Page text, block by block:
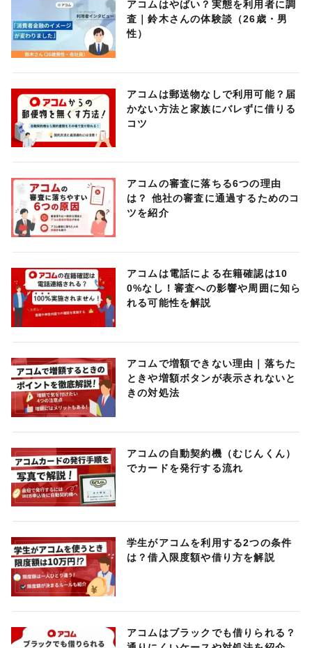
アコムはやばい？実態を利用者に調
査｜鈴木さんの体験談（26歳・男
性）
アコムは郵送物なしで利用可能？届
かない方法と家族にバレずに借りる
コツ
アコムの審査に落ちる6つの理由
は？ 他社の審査に通過するためのコ
ツを紹介
アコムは電話による在籍確認は10
0%なし！審査への影響や周囲に知ら
れる可能性を解説
アコムで増額できない理由｜落ちた
ときや増額ボタンが表示されないと
きの対処法
アコムの自動契約機（むじんくん）
でカードを発行する流れ
学生がアコムを利用する2つの条件
は？借入限度額や借り方を解説
アコムはブラックでも借りられる？